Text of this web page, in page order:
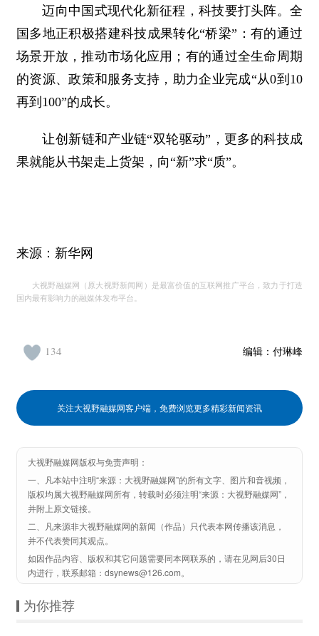
迈向中国式现代化新征程，科技要打头阵。全
国多地正积极搭建科技成果转化“桥梁”：有的通过
场景开放，推动市场化应用；有的通过全生命周期
的资源、政策和服务支持，助力企业完成“从0到10
再到100”的成长。
让创新链和产业链“双轮驱动”，更多的科技成
果就能从书架走上货架，向“新”求“质”。
来源：新华网
大视野融媒网（原大视野新闻网）是最富价值的互联网推广平台，致力于打造
国内最有影响力的融媒体发布平台。
编辑： 付琳峰
134
关注大视野融媒网客户端，免费浏览更多精彩新闻资讯
大视野融媒网版权与免责声明：
一、凡本站中注明“来源：大视野融媒网”的所有文字、图片和音视频，
版权均属大视野融媒网所有，转载时必须注明“来源：大视野融媒网”，
并附上原文链接。
二、凡来源非大视野融媒网的新闻（作品）只代表本网传播该消息，
并不代表赞同其观点。
如因作品内容、版权和其它问题需要同本网联系的，请在见网后30日
内进行，联系邮箱：dsynews@126.com。
为你推荐